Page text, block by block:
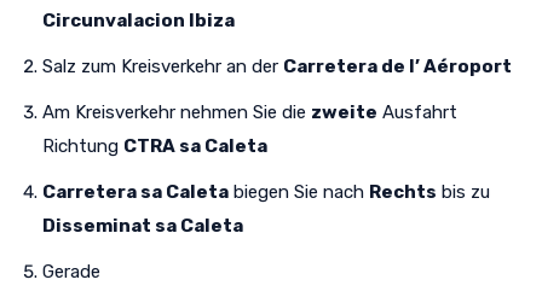
Circunvalacion Ibiza
Salz zum Kreisverkehr an der Carretera de l’ Aéroport
Am Kreisverkehr nehmen Sie die zweite Ausfahrt
Richtung CTRA sa Caleta
Carretera sa Caleta biegen Sie nach Rechts bis zu
Disseminat sa Caleta
Gerade